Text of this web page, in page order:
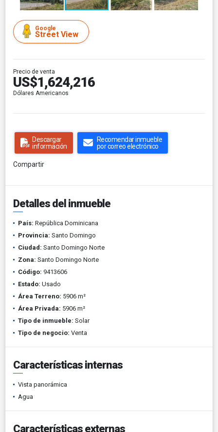
Google
Street View
Precio de venta
US$1,624,216
Dólares Americanos
Descargar
información
Recomendar inmueble
por correo electrónico
Compartir
Detalles del inmueble
País: República Dominicana
Provincia: Santo Domingo
Ciudad: Santo Domingo Norte
Zona: Santo Domingo Norte
Código: 9413606
Estado: Usado
Área Terreno: 5906 m²
Área Privada: 5906 m²
Tipo de inmueble: Solar
Tipo de negocio: Venta
Características internas
Vista panorámica
Agua
Características externas